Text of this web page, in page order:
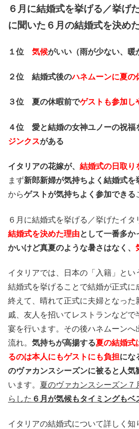
６月に結婚式を挙げる／挙げ
に聞いた６月の結婚式を決め
１位 気候がいい（雨が少ない、暖
２位 結婚式後のハネムーンに夏の
３位 夏の休暇前でゲストも参加し
４位 愛と結婚の女神ユノーの祝福
ジンクスがある
イタリアの花嫁が、 結婚式の日取り
まず新郎新婦が気持ちよく結婚式を
からゲストが気持ちよく参加できる
６月に結婚式を挙げる／挙げたイタ
結婚式を決めた理由として一番多か
かいけど真夏のような暑さはなく、
イタリアでは、日本の「入籍」とい
結婚式を挙げることで結婚が正式に
終えて、晴れて正式に夫婦となった
戚、友人を招いてレストランなどで
宴を行います。その後ハネムーンへ
流れ。 気持ちが高揚する夏の結婚式
るのは本人にもゲストにも負担にな
のヴァカンスシーズンに被ると人気
います。 夏のヴァカンスシーズン７
らした ６月が気候もタイミングもベ
イタリアの結婚式について詳しく知